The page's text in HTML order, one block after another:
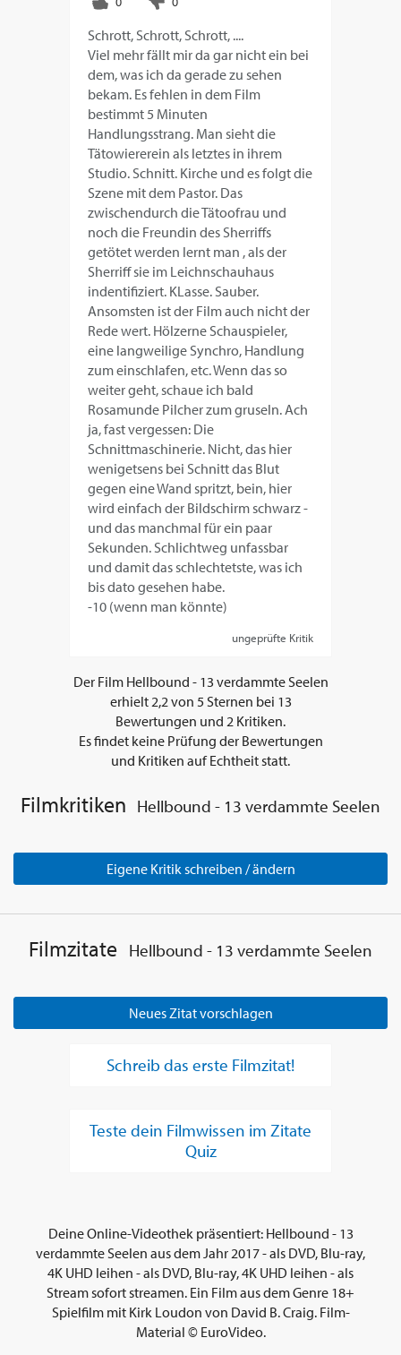
Schrott, Schrott, Schrott, ....
Viel mehr fällt mir da gar nicht ein bei
dem, was ich da gerade zu sehen
bekam. Es fehlen in dem Film
bestimmt 5 Minuten
Handlungsstrang. Man sieht die
Tätowiererein als letztes in ihrem
Studio. Schnitt. Kirche und es folgt die
Szene mit dem Pastor. Das
zwischendurch die Tätoofrau und
noch die Freundin des Sherriffs
getötet werden lernt man , als der
Sherriff sie im Leichnschauhaus
indentifiziert. KLasse. Sauber.
Ansomsten ist der Film auch nicht der
Rede wert. Hölzerne Schauspieler,
eine langweilige Synchro, Handlung
zum einschlafen, etc. Wenn das so
weiter geht, schaue ich bald
Rosamunde Pilcher zum gruseln. Ach
ja, fast vergessen: Die
Schnittmaschinerie. Nicht, das hier
wenigetsens bei Schnitt das Blut
gegen eine Wand spritzt, bein, hier
wird einfach der Bildschirm schwarz -
und das manchmal für ein paar
Sekunden. Schlichtweg unfassbar
und damit das schlechtetste, was ich
bis dato gesehen habe.
-10 (wenn man könnte)
ungeprüfte Kritik
Der Film Hellbound - 13 verdammte Seelen
erhielt2,2von 5Sternen bei 13
Bewertungen und 2 Kritiken.
Es findet keine Prüfung der Bewertungen
und Kritiken auf Echtheit statt.
Filmkritiken Hellbound - 13 verdammte Seelen
Eigene Kritik schreiben / ändern
Filmzitate Hellbound - 13 verdammte Seelen
Neues Zitat vorschlagen
Schreib das erste Filmzitat!
Teste dein Filmwissen im Zitate
Quiz
Deine Online-Videothek präsentiert: Hellbound - 13
verdammte Seelen aus dem Jahr 2017 - als DVD, Blu-ray,
4K UHD leihen - als DVD, Blu-ray, 4K UHD leihen - als
Stream sofort streamen. Ein Film aus dem Genre 18+
Spielfilm mit Kirk Loudon von David B. Craig. Film-
Material © EuroVideo.